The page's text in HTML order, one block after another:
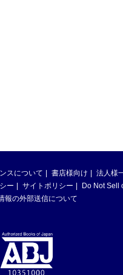
スについて 書店様向け 法人様
ー サイトポリシー
Do Not Sell
報の外部送信について